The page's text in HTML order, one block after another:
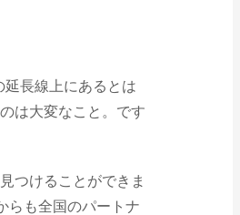
長線上にあるとは
は大変なこと。です
つけることができま
らも全国のパートナ